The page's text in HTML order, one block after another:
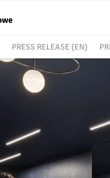
PRESS RELEASE (EN)